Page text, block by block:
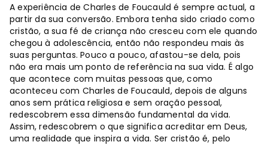
A experiência de Charles de Foucauld é sempre actual, a
partir da sua conversão. Embora tenha sido criado como
cristão, a sua fé de criança não cresceu com ele quando
chegou à adolescência, então não respondeu mais às
suas perguntas. Pouco a pouco, afastou-se dela, pois
não era mais um ponto de referência na sua vida. É algo
que acontece com muitas pessoas que, como
aconteceu com Charles de Foucauld, depois de alguns
anos sem prática religiosa e sem oração pessoal,
redescobrem essa dimensão fundamental da vida.
Assim, redescobrem o que significa acreditar em Deus,
uma realidade que inspira a vida. Ser cristão é, pelo